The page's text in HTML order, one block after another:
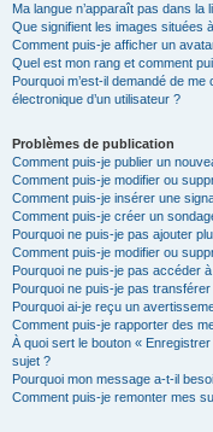
Ma langue n’apparaît pas dans la
Que signifient les images situées
Comment puis-je afficher un
Quel est mon rang et comment
Pourquoi m’est-il demandé de
électronique d’un utilisateur ?
Problèmes de publication
Comment puis-je publier un
Comment puis-je modifier ou
Comment puis-je insérer une
Comment puis-je créer un
Pourquoi ne puis-je pas ajouter
Comment puis-je modifier ou
Pourquoi ne puis-je pas accéder
Pourquoi ne puis-je pas
Pourquoi ai-je reçu un
Comment puis-je rapporter des
À quoi sert le bouton «
sujet ?
Pourquoi mon message a-t-il
Comment puis-je remonter mes